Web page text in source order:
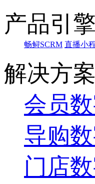
产品引擎
畅鲟SCRM 直播小
解决方案
会员
导购
门店